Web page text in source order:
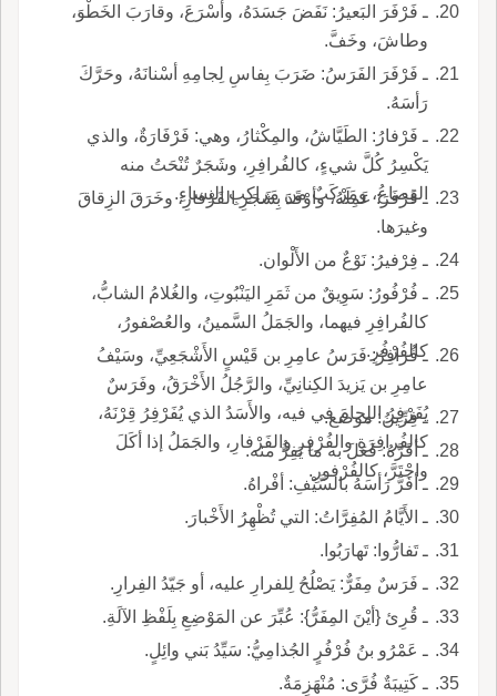
ـ فَرْفَرَ البَعيرُ: نَفَضَ جَسَدَهُ، وأسْرَعَ، وقارَبَ الخَطْوَ،
وطاشَ، وخَفَّ.
ـ فَرْفَرَ الفَرَسُ: ضَرَبَ بِفاسِ لِجامِهِ أسْنانَهُ، وحَرَّكَ
رَأسَهُ.
ـ فَرْفارُ: الطَيَّاشُ، والمِكْثارُ، وهي: فَرْفَارَةٌ، والذي
يَكْسِرُ كُلَّ شيءٍ، كالفُرافِرِ، وشَجَرٌ تُنْحَتُ منه
القِصاعُ، ومَرْكَبٌ من مَراكِبِ النِساءِ.
ـ فَرْفَرَ: عَمِلَهُ، وأوْقَدَ بِشَجَرِ الفَرْفارِ، وخَرَقَ الزِقاقَ
وغيرَها.
ـ فِرْفيرُ: نَوْعٌ من الأَلْوان.
ـ فُرْفُورُ: سَوِيقٌ من ثَمَرِ اليَنْبُوتِ، والغُلامُ الشابُّ،
كالفُرافِرِ فيهما، والجَمَلُ السَّمينُ، والعُصْفورُ،
كالفُرْفُرِ.
ـ فُرافِرُ: فَرَسُ عامِرِ بن قَيْسٍ الأَشْجَعِيِّ، وسَيْفُ
عامِرِ بن يَزيدَ الكِنانِيِّ، والرَّجُلُ الأَخْرَقُ، وفَرَسٌ
يُفَرْفِرُ اللِجامَ في فيه، والأَسَدُ الذي يُفَرْفِرُ قِرْنَهُ،
كالفُرافِرَةِ والفُرْفِرِ والفَرْفارِ، والجَمَلُ إذا أكَلَ
واجْتَرَّ، كالفُرْفورِ.
ـ فِرِّينُ: موضع.
ـ أفَرَّهُ: فَعَلَ به ما يَفِرُّ منه.
ـ أفَرَّ رَأسَهُ بالسَّيْفِ: أفْراهُ.
ـ الأَيَّامُ المُفِرَّاتُ: التي تُظْهِرُ الأَخْبارَ.
ـ تَفارُّوا: تَهارَبُوا.
ـ فَرَسٌ مِفَرٌّ: يَصْلُحُ لِلفرارِ عليه، أو جَيّدُ الفِرارِ.
ـ قُرِئ {أيْنَ المِفَرُّ}: عُبِّرَ عن المَوْضِعِ بِلَفْظِ الآلَةِ.
ـ عَمْرُو بنُ فُرْفُرٍ الجُذامِيُّ: سَيِّدُ بَني وائِلٍ.
ـ كَتِيبَةٌ فُرَّى: مُنْهَزِمَةٌ.